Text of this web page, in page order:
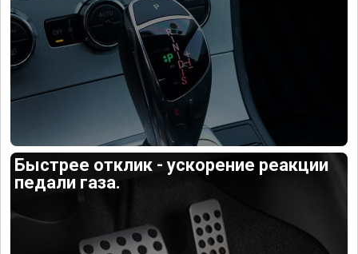
Быстрее отклик - ускорение реакции
педали газа.